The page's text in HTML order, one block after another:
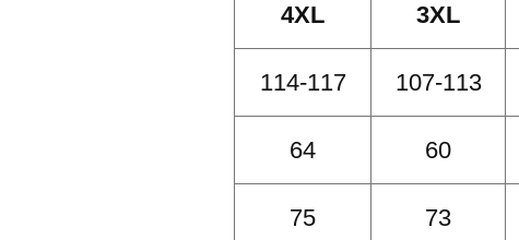
3XL
4XL
107-113
114-117
60
64
73
75